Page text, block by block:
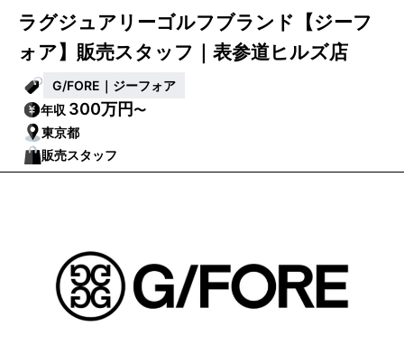
ラグジュアリーゴルフブランド【ジーフ
ォア】販売スタッフ｜表参道ヒルズ店
G/FORE｜ジーフォア
年収 300万円〜
東京都
販売スタッフ